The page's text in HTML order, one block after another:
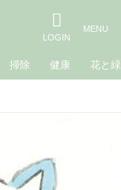
掃除 健康 花と緑